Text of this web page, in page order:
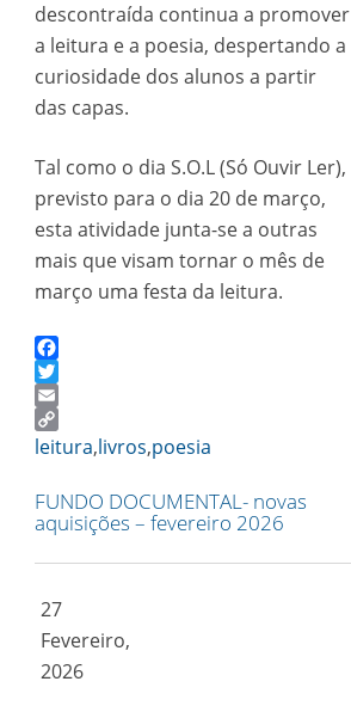
descontraída continua a promover
a leitura e a poesia, despertando a
curiosidade dos alunos a partir
das capas.
Tal como o dia S.O.L (Só Ouvir Ler),
previsto para o dia 20 de março,
esta atividade junta-se a outras
mais que visam tornar o mês de
março uma festa da leitura.
Facebook
Twitter
Email
Copy
leitura,livros,poesia
FUNDO DOCUMENTAL- novas
aquisições – fevereiro 2026
27
Fevereiro,
2026